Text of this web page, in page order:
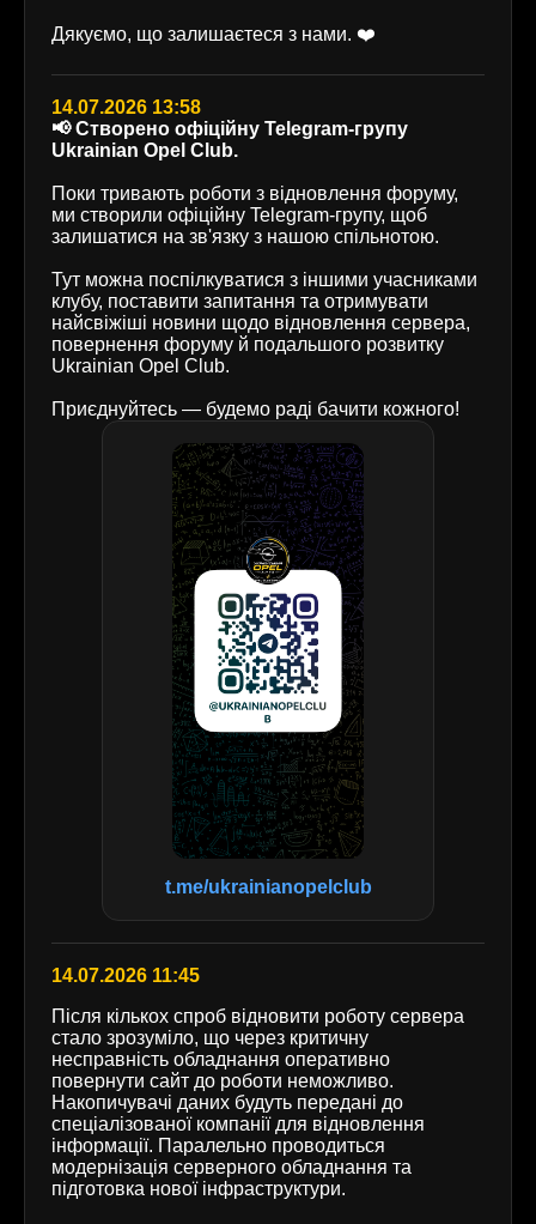
Дякуємо, що залишаєтеся з нами. ❤️
14.07.2026 13:58
📢 Створено офіційну Telegram-групу
Ukrainian Opel Club.
Поки тривають роботи з відновлення форуму,
ми створили офіційну Telegram-групу, щоб
залишатися на зв'язку з нашою спільнотою.
Тут можна поспілкуватися з іншими учасниками
клубу, поставити запитання та отримувати
найсвіжіші новини щодо відновлення сервера,
повернення форуму й подальшого розвитку
Ukrainian Opel Club.
Приєднуйтесь — будемо раді бачити кожного!
t.me/ukrainianopelclub
14.07.2026 11:45
Після кількох спроб відновити роботу сервера
стало зрозуміло, що через критичну
несправність обладнання оперативно
повернути сайт до роботи неможливо.
Накопичувачі даних будуть передані до
спеціалізованої компанії для відновлення
інформації. Паралельно проводиться
модернізація серверного обладнання та
підготовка нової інфраструктури.